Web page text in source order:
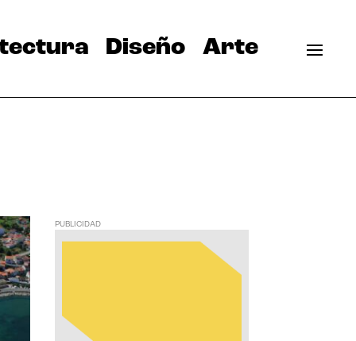
Diseño Arte
PUBLICIDAD